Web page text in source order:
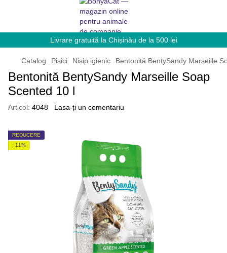
Livrare gratuită la Chișinău de la 500 lei
Catalog Pisici Nisip igienic Bentonită BentySandy Marseille
Bentonită BentySandy Marseille Soap
Scented 10 l
Articol: 4048 Lasa-ți un comentariu
REDUCERE
−11%